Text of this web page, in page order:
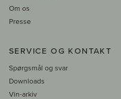
Om os
Presse
SERVICE OG KONTAKT
Spørgsmål og svar
Downloads
Vin-arkiv